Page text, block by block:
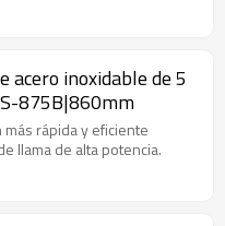
acero inoxidable de 5
875B|860mm
más rápida y eficiente
llama de alta potencia.